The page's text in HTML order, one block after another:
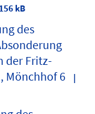
kB
des
der Fritz-
Mönchhof 6
|